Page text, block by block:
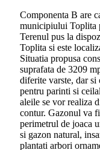
Componenta B are
municipiului Toplita
Terenul pus la
Toplita si este
Situatia propusa
suprafata de 3209
diferite varste, dar si
pentru parinti si
aleile se vor realiza
contur. Gazonul va
perimetrul de joaca
si gazon natural,
plantati arbori